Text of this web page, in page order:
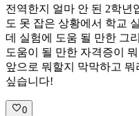
전역한지 얼마 안 된 2학년
도 못 잡은 상황에서 학교
데 실험에 도움 될 만한 그
도움이 될 만한 자격증이
앞으로 뭐할지 막막하고
싶습니다!
0